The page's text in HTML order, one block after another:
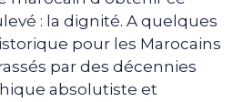
: la dignité. A quelques
pour les Marocains
par des décennies
absolutiste et